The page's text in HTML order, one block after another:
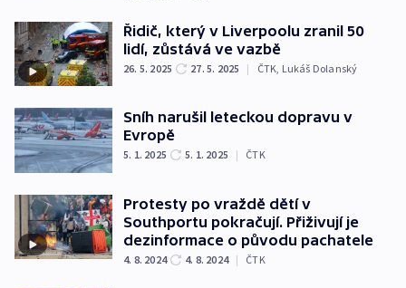
Řidič, který v Liverpoolu zranil 50
lidí, zůstává ve vazbě
26. 5. 2025 27. 5. 2025 | ČTK Lukáš Dolanský
Sníh narušil leteckou dopravu v
Evropě
5. 1. 2025 5. 1. 2025 | ČTK
Protesty po vraždě dětí v
Southportu pokračují. Přiživují je
dezinformace o původu pachatele
4. 8. 2024 4. 8. 2024 | ČTK